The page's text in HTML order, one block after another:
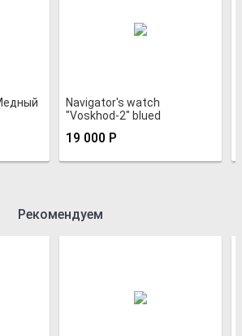
Navigator's watch
"Voskhod-2" blued
19 000 Р
Рекомендуем